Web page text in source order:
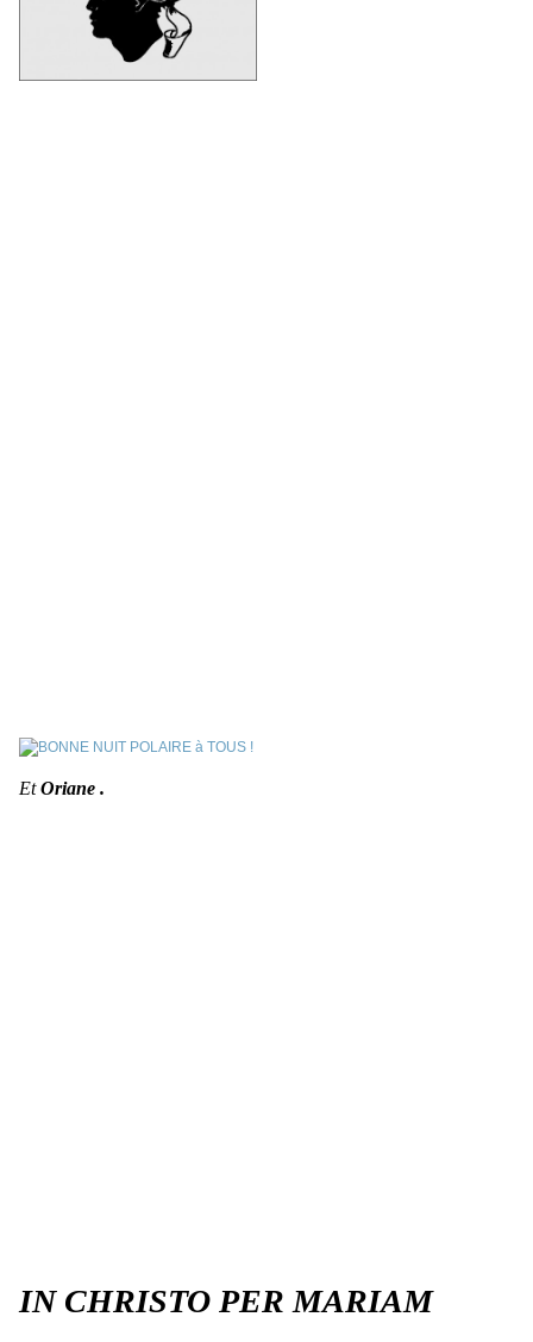
Et Oriane .
IN CHRISTO PER MARIAM